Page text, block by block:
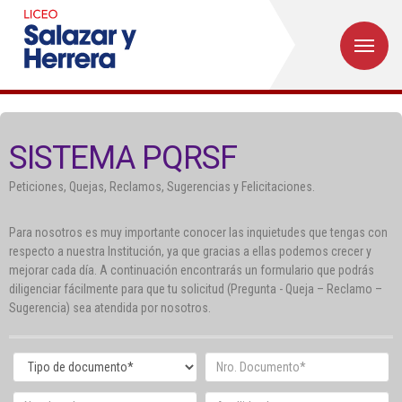
SISTEMA PQRSF
Peticiones, Quejas, Reclamos, Sugerencias y Felicitaciones.
Para nosotros es muy importante conocer las inquietudes que tengas con
respecto a nuestra Institución, ya que gracias a ellas podemos crecer y
mejorar cada día. A continuación encontrarás un formulario que podrás
diligenciar fácilmente para que tu solicitud (Pregunta - Queja – Reclamo –
Sugerencia) sea atendida por nosotros.
Egresados
Admisiones
Departamentos
Extensión
Bienestar
Biblioteca